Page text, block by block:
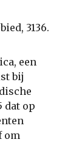
3136.
een
bij
dat op
om